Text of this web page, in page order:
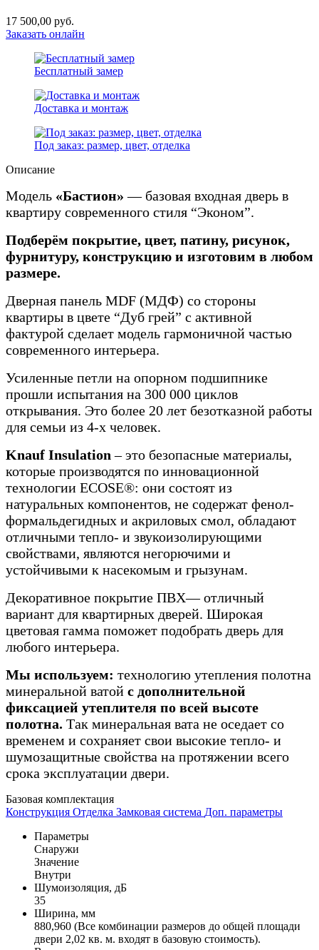
17 500,00 руб.
Заказать онлайн
Бесплатный замер
Доставка и монтаж
Под заказ: размер, цвет, отделка
Описание
Модель «Бастион» — базовая входная дверь в
квартиру современного стиля “Эконом”.
Подберём покрытие, цвет, патину, рисунок,
фурнитуру, конструкцию и изготовим в любом
размере.
Дверная панель MDF (МДФ) со стороны
квартиры в цвете “Дуб грей” с активной
фактурой сделает модель гармоничной частью
современного интерьера.
Усиленные петли на опорном подшипнике
прошли испытания на 300 000 циклов
открывания. Это более 20 лет безотказной работы
для семьи из 4-х человек.
Knauf Insulation – это безопасные материалы,
которые производятся по инновационной
технологии ECOSE®: они состоят из
натуральных компонентов, не содержат фенол-
формальдегидных и акриловых смол, обладают
отличными тепло- и звукоизолирующими
свойствами, являются негорючими и
устойчивыми к насекомым и грызунам.
Декоративное покрытие ПВХ— отличный
вариант для квартирных дверей. Широкая
цветовая гамма поможет подобрать дверь для
любого интерьера.
Мы используем: технологию утепления полотна
минеральной ватой с дополнительной
фиксацией утеплителя по всей высоте
полотна. Так минеральная вата не оседает со
временем и сохраняет свои высокие тепло- и
шумозащитные свойства на протяжении всего
срока эксплуатации двери.
Базовая комплектация
Конструкция Отделка Замковая система Доп. параметры
Параметры
Снаружи
Значение
Внутри
Шумоизоляция, дБ
35
Ширина, мм
880,960 (Все комбинации размеров до общей площади
двери 2,02 кв. м. входят в базовую стоимость).